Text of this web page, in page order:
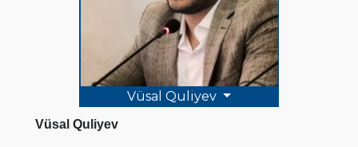
Vüsal Quliyev
Vüsal Quliyev